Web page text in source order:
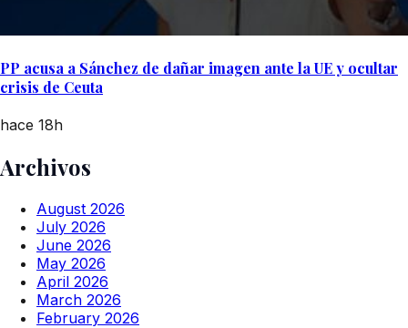
PP acusa a Sánchez de dañar imagen ante la UE y ocultar
crisis de Ceuta
hace 18h
Archivos
August 2026
July 2026
June 2026
May 2026
April 2026
March 2026
February 2026